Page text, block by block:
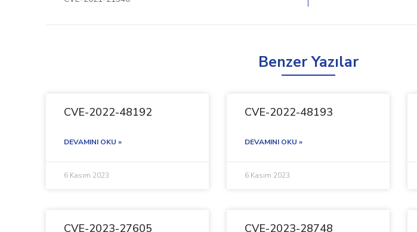
Benzer Yazılar
CVE-2022-48192
DEVAMINI OKU »
6 Kasım 2023
CVE-2022-48193
DEVAMINI OKU »
6 Kasım 2023
CVE-2023-27605 CVE-2023-28748